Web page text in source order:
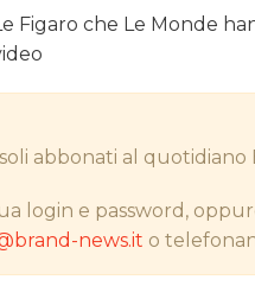
NORMATIVE
TREND
Figaro che Le Monde
abbonati al quotidiano
login e password,
news.it o